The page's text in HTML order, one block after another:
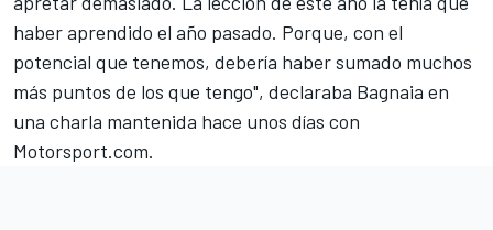
haber aprendido el año pasado. Porque, con el
potencial que tenemos, debería haber sumado muchos
más puntos de los que tengo", declaraba Bagnaia en
una charla mantenida hace unos días con
Motorsport.com.